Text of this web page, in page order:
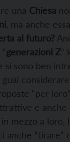
una Chiesa
, ma anche
al futuro?
generazioni Z”
si sono ben
“per
e
mezzo a loro,
anche “tirare”